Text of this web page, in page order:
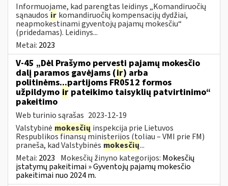
Informuojame, kad parengtas leidinys „Komandiruočių
sąnaudos ir komandiruočių kompensacijų dydžiai,
neapmokestinami gyventojų pajamų mokesčiu“
(pridedamas). Leidinys...
Metai: 2023
V-45 „Dėl Prašymo pervesti pajamų mokesčio
dalį paramos gavėjams (ir) arba
politinėms...partijoms FR0512 formos
užpildymo ir pateikimo taisyklių patvirtinimo“
pakeitimo
Web turinio sąrašas 2023-12-19
Valstybinė mokesčių inspekcija prie Lietuvos
Respublikos finansų ministerijos (toliau – VMI prie FM)
praneša, kad Valstybinės mokesčių...
Metai: 2023 Mokesčių žinyno kategorijos: Mokesčių
įstatymų pakeitimai » Gyventojų pajamų mokesčio
pakeitimai nuo 2024 m.